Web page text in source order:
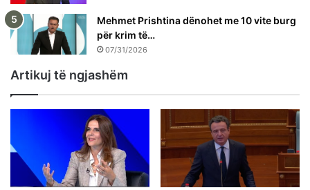
Mehmet Prishtina dënohet me 10 vite burg
për krim të…
07/31/2026
Artikuj të ngjashëm